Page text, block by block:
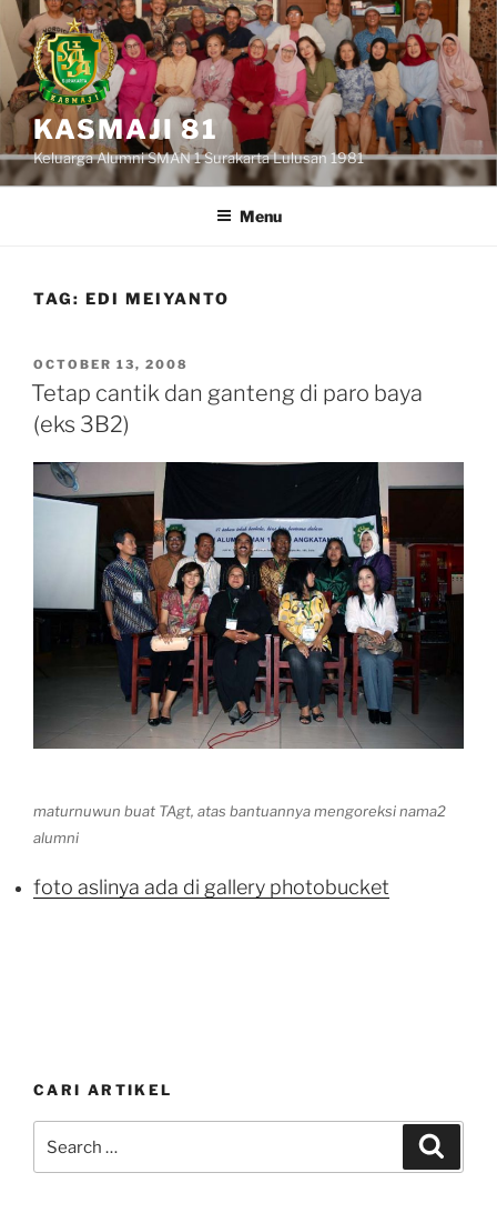
Skip
to
content
KASMAJI 81
Keluarga Alumni SMAN 1 Surakarta Lulusan 1981
Menu
TAG: EDI MEIYANTO
POSTED
ON
OCTOBER 13, 2008
Tetap cantik dan ganteng di paro baya
(eks 3B2)
maturnuwun buat TAgt, atas bantuannya mengoreksi nama2
alumni
foto aslinya ada di gallery photobucket
CARI ARTIKEL